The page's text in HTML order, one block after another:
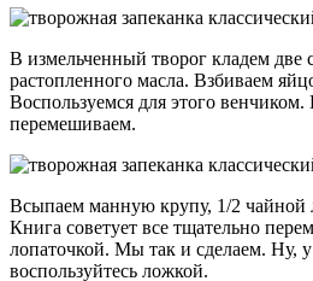
В измельченный творог кладем две
растопленного масла. Взбиваем
Воспользуемся для этого
перемешиваем.
Всыпаем манную крупу, 1/2 чайной
Книга советует все тщательно
лопаточкой. Мы так и сделаем. Ну,
воспользуйтесь ложкой.